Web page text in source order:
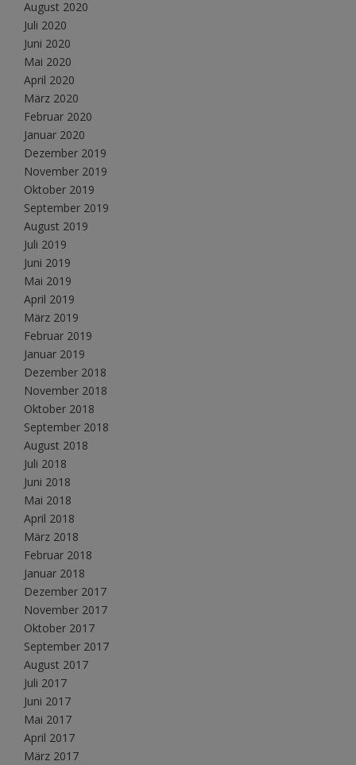
August 2020
Juli 2020
Juni 2020
Mai 2020
April 2020
März 2020
Februar 2020
Januar 2020
Dezember 2019
November 2019
Oktober 2019
September 2019
August 2019
Juli 2019
Juni 2019
Mai 2019
April 2019
März 2019
Februar 2019
Januar 2019
Dezember 2018
November 2018
Oktober 2018
September 2018
August 2018
Juli 2018
Juni 2018
Mai 2018
April 2018
März 2018
Februar 2018
Januar 2018
Dezember 2017
November 2017
Oktober 2017
September 2017
August 2017
Juli 2017
Juni 2017
Mai 2017
April 2017
März 2017